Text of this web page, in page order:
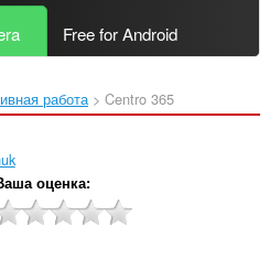
Free for Android
работа Centro 365‎
оценка